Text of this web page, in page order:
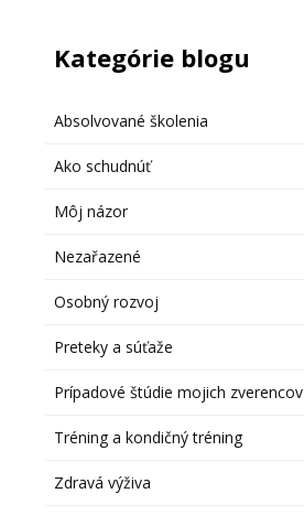
Kategórie blogu
Absolvované školenia
Ako schudnúť
Môj názor
Nezařazené
Osobný rozvoj
Preteky a súťaže
Prípadové štúdie mojich zverencov
Tréning a kondičný tréning
Zdravá výživa